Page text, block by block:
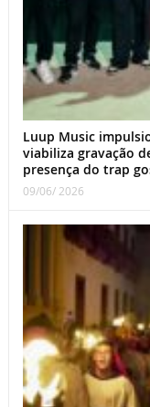
Luup Music
viabiliza gravação
presença do trap
09/06/ 2026